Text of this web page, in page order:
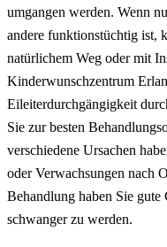
umgangen werden. Wenn
andere funktionstüchtig ist,
natürlichem Weg oder mit
Kinderwunschzentrum
Eileiterdurchgängigkeit
Sie zur besten
verschiedene Ursachen
oder Verwachsungen nach
Behandlung haben Sie
schwanger zu werden.